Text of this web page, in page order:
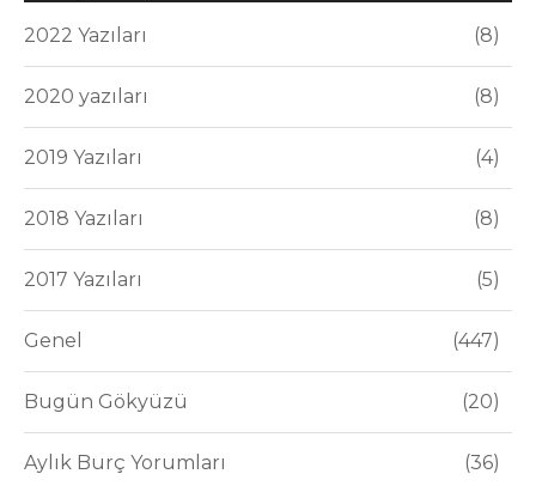
2022 Yazıları 8
2020 yazıları 8
2019 Yazıları 4
2018 Yazıları 8
2017 Yazıları 5
Genel 447
Bugün Gökyüzü 20
Aylık Burç Yorumları 36